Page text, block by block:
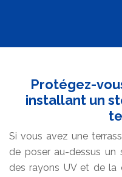
Protégez-
installant un
Si vous avez une
de poser au-dessus
des rayons UV et de la